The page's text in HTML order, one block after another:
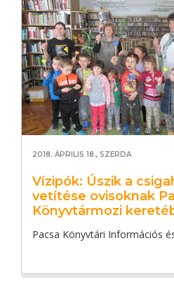
2018. ÁPRILIS 18., SZERDA
Vízipók: Úszik a
vetítése ovisoknak
Könyvtármozi
Pacsa Könyvtári Információs